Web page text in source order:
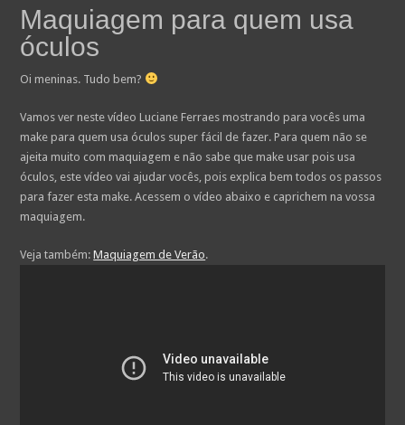
Maquiagem para quem usa
óculos
Oi meninas. Tudo bem?
Vamos ver neste vídeo Luciane Ferraes mostrando para vocês uma
make para quem usa óculos super fácil de fazer. Para quem não se
ajeita muito com maquiagem e não sabe que make usar pois usa
óculos, este vídeo vai ajudar vocês, pois explica bem todos os passos
para fazer esta make. Acessem o vídeo abaixo e caprichem na vossa
maquiagem.
Veja também:Maquiagem de Verão.